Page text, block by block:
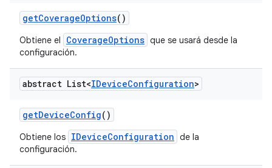
getCoverageOptions()
Obtiene el CoverageOptions que se usará desde la
configuración.
abstract List<IDeviceConfiguration>
getDeviceConfig()
Obtiene los IDeviceConfiguration de la
configuración.